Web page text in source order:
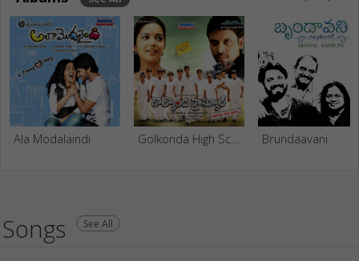
Ala Modalaindi Golkonda High School Brundaavani
Songs See All